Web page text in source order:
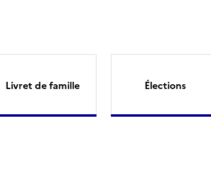
Livret de famille Élections